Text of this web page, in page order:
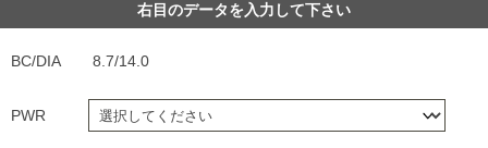
右目のデータを入力して下さい
BC/DIA 8.7/14.0
PWR